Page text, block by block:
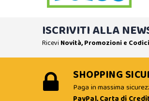
ISCRIVITI ALLA
Ricevi Novità, Promozioni e
SHOPPING
Paga in massima